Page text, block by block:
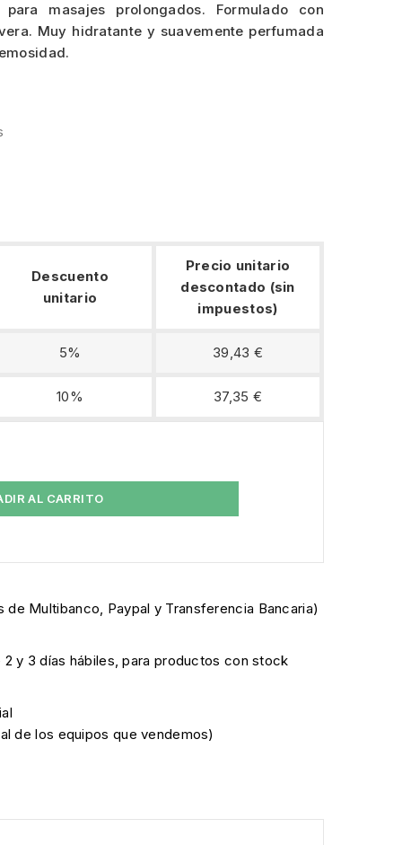
masajes prolongados. Formulado con
Muy hidratante y suavemente perfumada
Descuento
unitario
Precio unitario
descontado (sin
impuestos)
5% 39,43 €
10% 37,35 €
AL CARRITO
Multibanco, Paypal y Transferencia Bancaria)
y 3 días hábiles, para productos con stock
de los equipos que vendemos)